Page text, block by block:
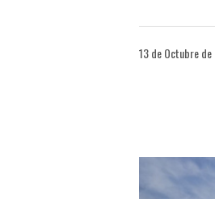
13 de Octubre de